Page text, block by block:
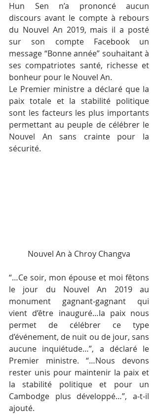
Hun Sen n’a prononcé aucun
discours avant le compte à rebours
du Nouvel An 2019, mais il a posté
sur son compte Facebook un
message “Bonne année” souhaitant à
ses compatriotes santé, richesse et
bonheur pour le Nouvel An.
Le Premier ministre a déclaré que la
paix totale et la stabilité politique
sont les facteurs les plus importants
permettant au peuple de célébrer le
Nouvel An sans crainte pour la
sécurité.
Nouvel An à Chroy Changva
“…Ce soir, mon épouse et moi fêtons
le jour du Nouvel An 2019 au
monument gagnant-gagnant qui
vient d’être inauguré…la paix nous
permet de célébrer ce type
d’événement, de nuit ou de jour, sans
aucune inquiétude…”, a déclaré le
Premier ministre. “…Nous devons
rester unis pour maintenir la paix et
la stabilité politique et pour un
Cambodge plus développé…”, a-t-il
ajouté.